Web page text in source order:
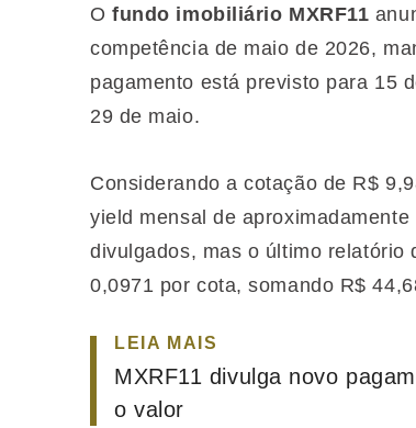
O fundo imobiliário MXRF11
competência de maio de 2026,
pagamento está previsto para 15
29 de maio.
Considerando a cotação de R$
yield mensal de
divulgados, mas o último relatório
0,0971 por cota, somando R$
LEIA MAIS
MXRF11 divulga novo
o valor